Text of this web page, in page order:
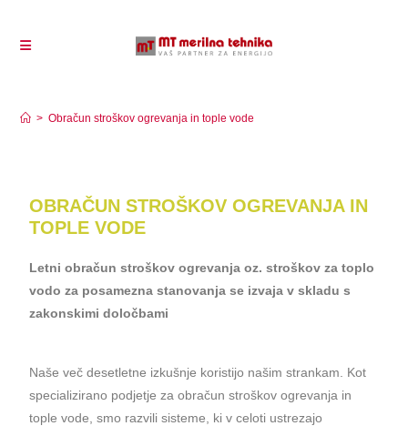
> Obračun stroškov ogrevanja in tople vode
OBRAČUN STROŠKOV OGREVANJA IN
TOPLE VODE
Letni obračun stroškov ogrevanja oz. stroškov za toplo
vodo za posamezna stanovanja se izvaja v skladu s
zakonskimi določbami
Naše več desetletne izkušnje koristijo našim strankam. Kot
specializirano podjetje za obračun stroškov ogrevanja in
tople vode, smo razvili sisteme, ki v celoti ustrezajo